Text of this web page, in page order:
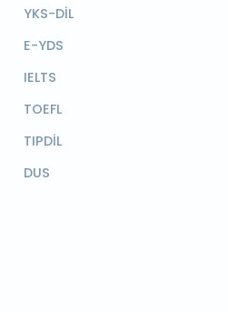
YKS-DİL
E-YDS
IELTS
TOEFL
TIPDİL
DUS